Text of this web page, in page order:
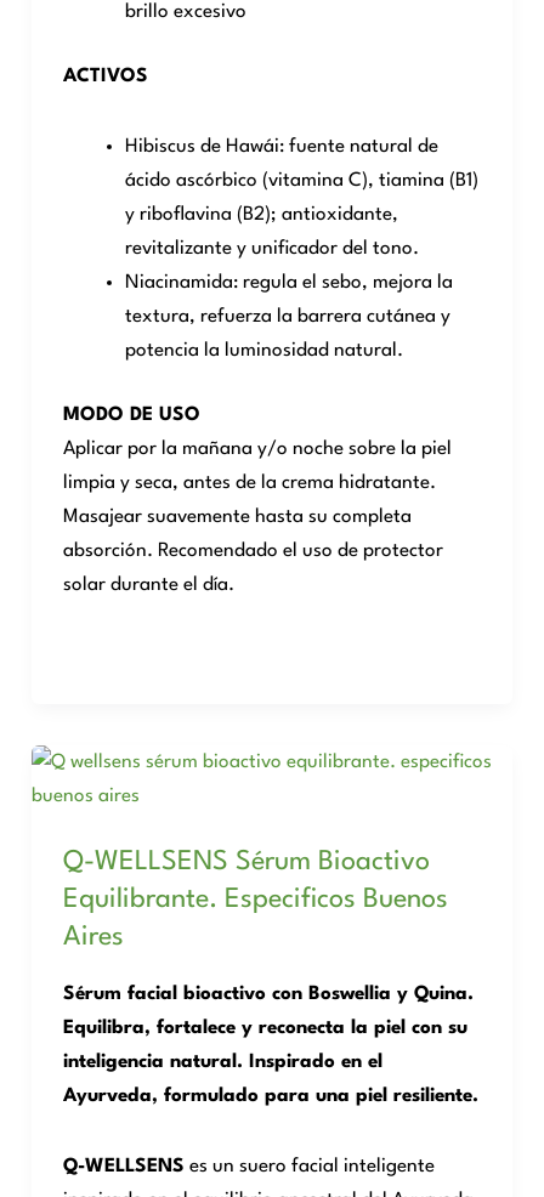
brillo excesivo
ACTIVOS
Hibiscus de Hawái: fuente natural de
ácido ascórbico (vitamina C), tiamina (B1)
y riboflavina (B2); antioxidante,
revitalizante y unificador del tono.
Niacinamida: regula el sebo, mejora la
textura, refuerza la barrera cutánea y
potencia la luminosidad natural.
MODO DE USO
Aplicar por la mañana y/o noche sobre la piel
limpia y seca, antes de la crema hidratante.
Masajear suavemente hasta su completa
absorción. Recomendado el uso de protector
solar durante el día.
Q-WELLSENS Sérum Bioactivo
Equilibrante. Especificos Buenos
Aires
Sérum facial bioactivo con Boswellia y Quina.
Equilibra, fortalece y reconecta la piel con su
inteligencia natural. Inspirado en el
Ayurveda, formulado para una piel resiliente.
Q-WELLSENS es un suero facial inteligente